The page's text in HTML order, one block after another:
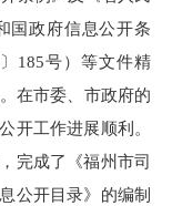
国政府信息公开条
185号）等文件精
在市委、市政府的
开工作进展顺利。
完成了《福州市司
公开目录》的编制